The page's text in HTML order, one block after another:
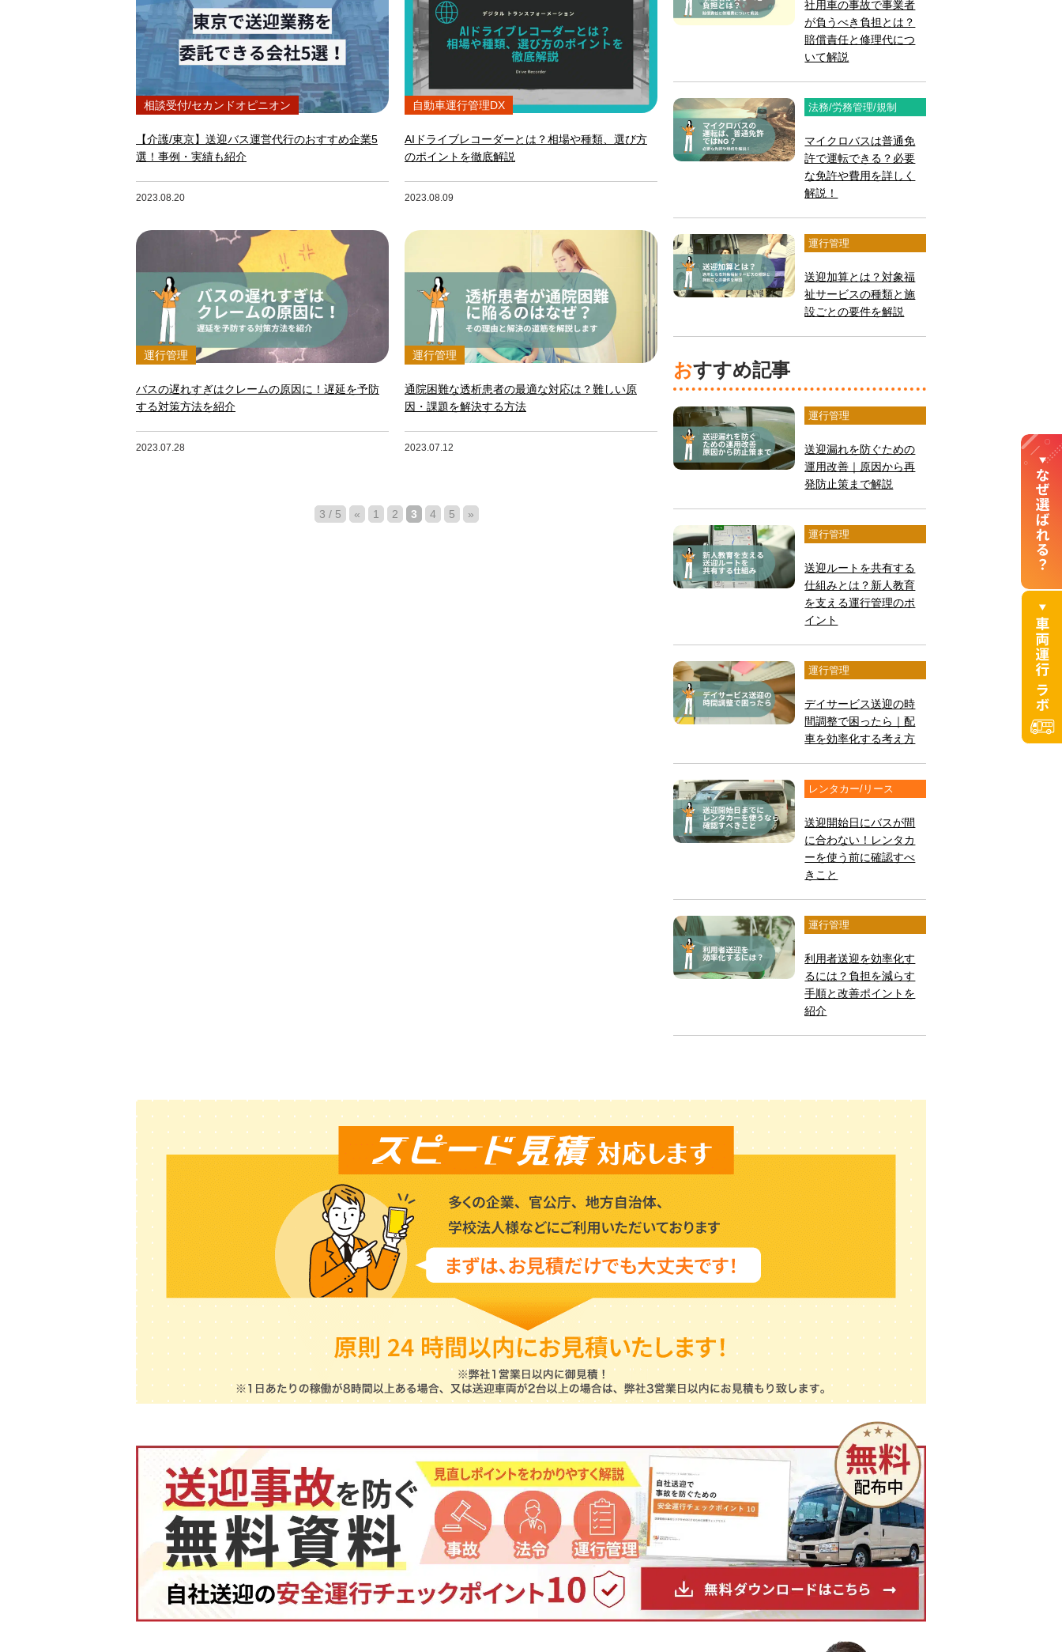
相談受付/セカンドオピニオン
【介護/東京】送迎バス運営代行のおすすめ企業5
選！事例・実績も紹介
2023.08.20
自動車運行管理DX
AIドライブレコーダーとは？相場や種類、選び方
のポイントを徹底解説
2023.08.09
運行管理
バスの遅れすぎはクレームの原因に！遅延を予防
する対策方法を紹介
2023.07.28
運行管理
通院困難な透析患者の最適な対応は？難しい原
因・課題を解決する方法
2023.07.12
3 / 5 « 1 2 3 4 5 »
社用車の事故で事業者
が負うべき負担とは？
賠償責任と修理代につ
いて解説
法務/労務管理/規制
マイクロバスは普通免
許で運転できる？必要
な免許や費用を詳しく
解説！
運行管理
送迎加算とは？対象福
祉サービスの種類と施
設ごとの要件を解説
おすすめ記事
運行管理
送迎漏れを防ぐための
運用改善｜原因から再
発防止策まで解説
運行管理
送迎ルートを共有する
仕組みとは？新人教育
を支える運行管理のポ
イント
運行管理
デイサービス送迎の時
間調整で困ったら｜配
車を効率化する考え方
レンタカー/リース
送迎開始日にバスが間
に合わない！レンタカ
ーを使う前に確認すべ
きこと
運行管理
利用者送迎を効率化す
るには？負担を減らす
手順と改善ポイントを
紹介